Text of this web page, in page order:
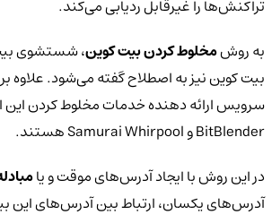
تراکنش‌ها را غیرقابل ردیابی می‌کند.
به روشمخلوط کردن بیت کوین، شستشوی بیت
بیت کوین نیز به اصطلاح گفته می‌شود. علاوه
سرویس ارائه دهنده خدمات مخلوط کردن این
BitBlender و Samurai Whirpool هستند.
در این روش با ایجاد آدرس‌های موقت و یا
آدرس‌های یکسان، ارتباط بین آدرس‌های این